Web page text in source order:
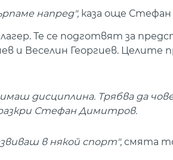
напред", каза още Стефан
Те се подготвят за
и Веселин Георгиев. Целите
дисциплина. Трябва да
Стефан Димитров.
в някой спорт", смята